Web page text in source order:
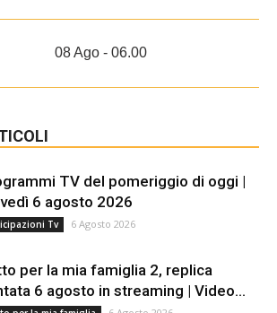
08 Ago - 06.00
TV del pomeriggio di oggi |
6 agosto 2026
Tv 6 Agosto 2026
per la mia famiglia 2, replica
6 agosto in streaming | Video...